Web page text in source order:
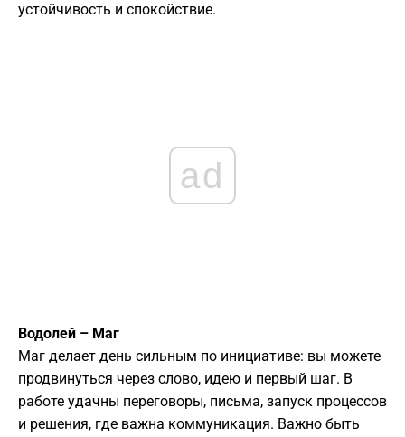
устойчивость и спокойствие.
ad
Водолей – Маг
Маг делает день сильным по инициативе: вы можете
продвинуться через слово, идею и первый шаг. В
работе удачны переговоры, письма, запуск процессов
и решения, где важна коммуникация. Важно быть